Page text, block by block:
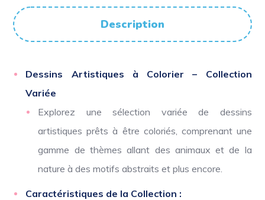
Description
Dessins Artistiques à Colorier – Collection
Variée
Explorez une sélection variée de dessins
artistiques prêts à être coloriés, comprenant une
gamme de thèmes allant des animaux et de la
nature à des motifs abstraits et plus encore.
Caractéristiques de la Collection :